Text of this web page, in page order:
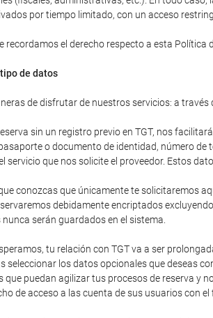
por tiempo limitado, con un acceso
recordamos el derecho respecto a esta
de datos
de disfrutar de nuestros servicios: a través
sin un registro previo en TGT, nos
o documento de identidad, número
servicio que nos solicite el proveedor. Estos
conozcas que únicamente te solicitaremos
debidamente encriptados
nunca serán guardados en el sistema.
tu relación con TGT va a ser
seleccionar los datos opcionales que deseas
puedan agilizar tus procesos de reserva y
de acceso a las cuenta de sus usuarios con